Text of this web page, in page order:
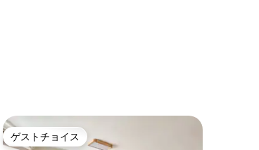
ゲストチョイス
ゲストチョイス